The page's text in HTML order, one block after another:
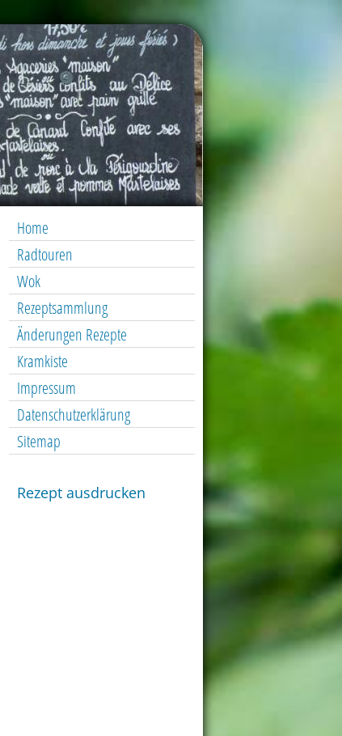
Home
Radtouren
Wok
Rezeptsammlung
Änderungen Rezepte
Kramkiste
Impressum
Datenschutzerklärung
Sitemap
Rezept ausdrucken